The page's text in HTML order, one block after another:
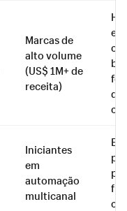
Marcas de
alto volume
(US$ 1M+ de
receita)
de
Iniciantes
em
automação
multicanal
E-